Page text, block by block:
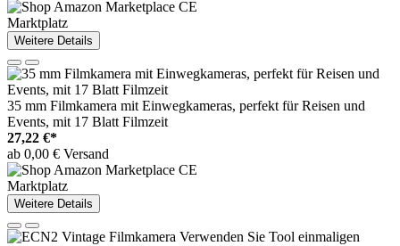
Marktplatz
Weitere Details
35 mm Filmkamera mit Einwegkameras, perfekt für Reisen und
Events, mit 17 Blatt Filmzeit
27,22 €*
ab 0,00 € Versand
Marktplatz
Weitere Details